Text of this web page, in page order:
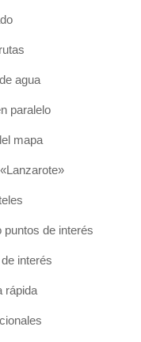
agua
paralelo
mapa
de interés
interés
rápida